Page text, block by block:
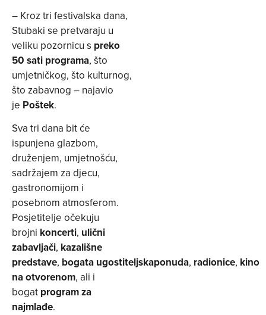
– Kroz tri festivalska dana,
Stubaki se pretvaraju u
veliku pozornicu s preko
50 sati programa, što
umjetničkog, što kulturnog,
što zabavnog – najavio
je Poštek.
Sva tri dana bit će
ispunjena glazbom,
druženjem, umjetnošću,
sadržajem za djecu,
gastronomijom i
posebnom atmosferom.
Posjetitelje očekuju
brojni koncerti, ulični
zabavljači, kazališne
predstave, bogata ugostiteljskaponuda, radionice, kino
na otvorenom, ali i
bogat program za
najmlađe.